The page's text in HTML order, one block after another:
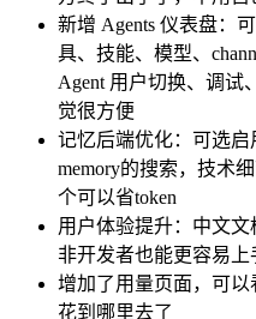
新增 Agents 仪表盘：
具、技能、模型、
Agent 用户切换、调试
觉很方便
记忆后端优化：可选启
memory的搜索，技术
个可以省token
用户体验提升：中文文
非开发者也能更容易
增加了用量页面，可以
花到哪里去了